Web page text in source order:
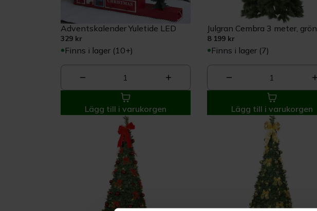
Adventskalender Yuletide LED
329 kr
Finns i lager (10+)
1
Lägg till i varukorgen
Julgran Cembra 3 meter, grön
8 199 kr
Finns i lager (7)
1
Lägg till i varukorgen